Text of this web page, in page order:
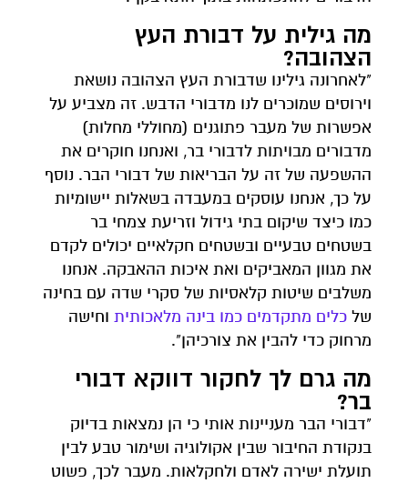
מה גילית על דבורת העץ
הצהובה?
"לאחרונה גילינו שדבורת העץ הצהובה נושאת
וירוסים שמוכרים לנו מדבורי הדבש. זה מצביע על
אפשרות של מעבר פתוגנים (מחוללי מחלות)
מדבורים מבויתות לדבורי בר, ואנחנו חוקרים את
ההשפעה של זה על הבריאות של דבורי הבר. נוסף
על כך, אנחנו עוסקים במעבדה בשאלות יישומיות
כמו כיצד שיקום בתי גידול וזריעת צמחי בר
בשטחים טבעיים ובשטחים חקלאיים יכולים לקדם
את מגוון המאביקים ואת איכות ההאבקה. אנחנו
משלבים שיטות קלאסיות של סקרי שדה עם בחינה
של כלים מתקדמים כמו בינה מלאכותית וחישה
מרחוק כדי להבין את צורכיהן".
מה גרם לך לחקור דווקא דבורי
בר?
"דבורי הבר מעניינות אותי כי הן נמצאות בדיוק
בנקודת החיבור שבין אקולוגיה ושימור טבע לבין
תועלת ישירה לאדם ולחקלאות. מעבר לכך, פשוט